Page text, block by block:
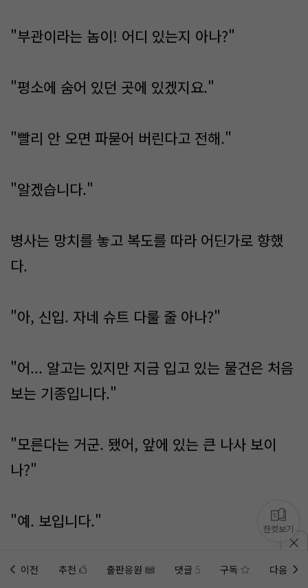
"부관이라는 놈이! 어디 있는지 아나?"
"평소에 숨어 있던 곳에 있겠지요."
"빨리 안 오면 파묻어 버린다고 전해."
"알겠습니다."
병사는 망치를 놓고 복도를 따라 어딘가로 향했
다.
"아, 신입. 자네 슈트 다룰 줄 아나?"
"어... 알고는 있지만 지금 입고 있는 물건은 처음
보는 기종입니다."
"모른다는 거군. 됐어, 앞에 있는 큰 나사 보이
나?"
"예. 보입니다."
"안면 보호구 고정 나사야. 삽날로 돌려서 뺄 수
이전 추천 출판응원 댓글 5 구독 다음
한컷보기
홈에미노벨 웹추가하기 미노벨 앱설치하기